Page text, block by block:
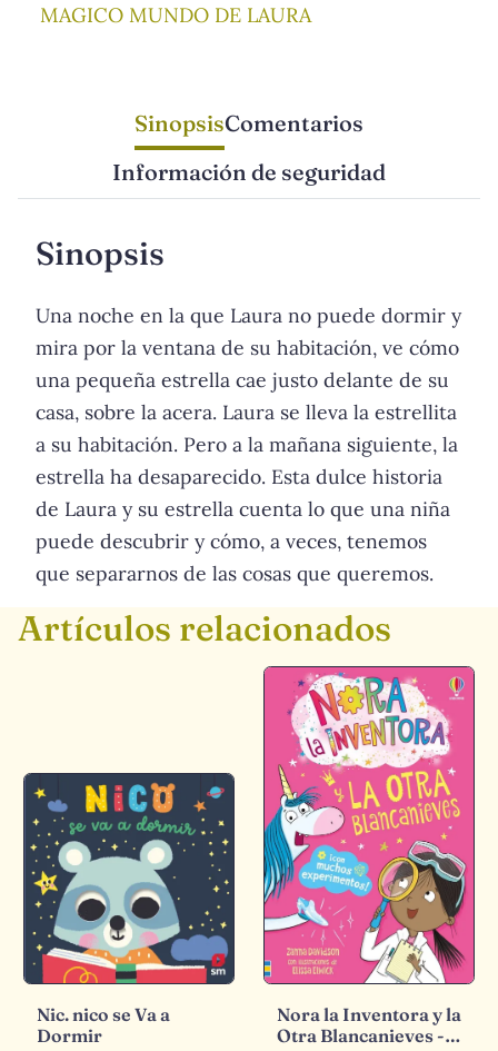
MAGICO MUNDO DE LAURA
SinopsisComentarios
Información de seguridad
Sinopsis
Una noche en la que Laura no puede dormir y
mira por la ventana de su habitación, ve cómo
una pequeña estrella cae justo delante de su
casa, sobre la acera. Laura se lleva la estrellita
a su habitación. Pero a la mañana siguiente, la
estrella ha desaparecido. Esta dulce historia
de Laura y su estrella cuenta lo que una niña
puede descubrir y cómo, a veces, tenemos
que separarnos de las cosas que queremos.
Artículos relacionados
Nic. nico se Va a
Dormir
Nora la Inventora y la
Otra Blancanieves -